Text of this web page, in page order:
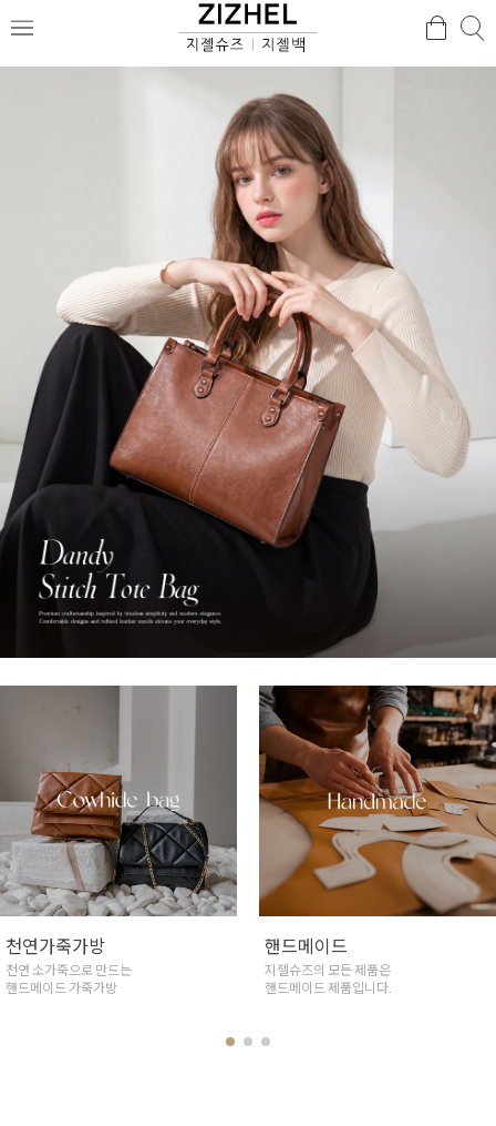
메
검
수제화 전품목50%~ 세일
수제화 전품목
50%~ 세일중!
핸드메이드 구두
천연 소가죽으로 만드는
핸드메이드 구두